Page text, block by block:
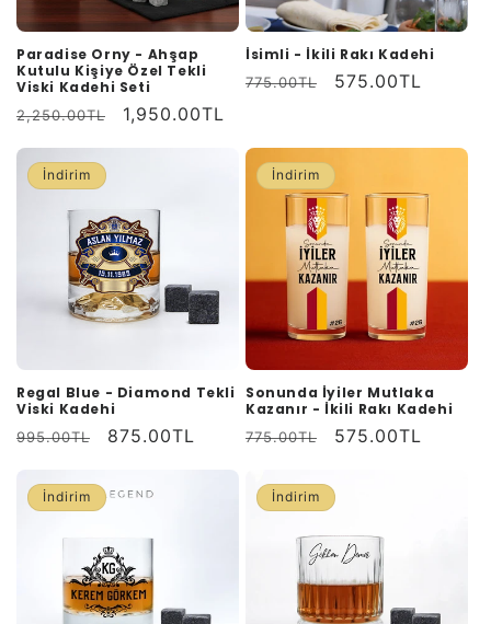
Paradise Orny - Ahşap
Kutulu Kişiye Özel Tekli
Viski Kadehi Seti
Normal
2,250.00TL
İndirimli
1,950.00TL
İsimli - İkili Rakı Kadehi
Normal
775.00TL
İndirimli
575.00TL
İndirim
Regal Blue - Diamond Tekli
Viski Kadehi
Normal
995.00TL
İndirimli
875.00TL
İndirim
Sonunda İyiler Mutlaka
Kazanır - İkili Rakı Kadehi
Normal
775.00TL
İndirimli
575.00TL
İndirim İndirim